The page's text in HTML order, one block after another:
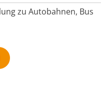
zu Autobahnen, Bus